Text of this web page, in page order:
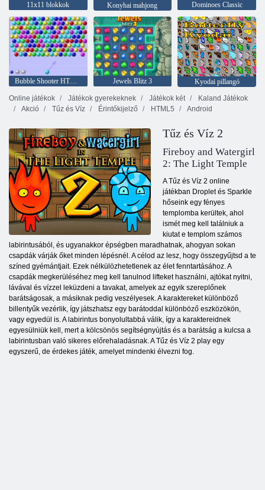
11x11 blokkok Konyhai mahjong Dominoes Classic
Bubble Shooter HTML5 Jewels Blitz 3
Kyodai pillangó
Online játékok
Játékok gyerekeknek Játékok két
Kaland Játékok
Akció
Tűz és Víz Érintőkijelző HTML5 Android
Tűz és Víz 2
Fireboy and Watergirl
2: The Light Temple
A Tűz és Víz 2 online
játékban Droplet és Sparkle
hőseink egy fényes
templomba kerültek, ahol
ismét meg kell találniuk a
kiutat e templom számos
labirintusából, és ugyanakkor épségben maradhatnak, ahogyan sokan
csapdák várják őket minden lépésnél. A célod az lesz, hogy összegyűjtsd a te
színed gyémántjait. Ezek nélkülözhetetlenek az élet fenntartásához. A
csapdák megkerüléséhez meg kell tanulnod lifteket használni, ajtókat nyitni,
lávával és vízzel leküzdeni a tavakat, amelyek az egyik szereplőnek
barátságosak, a másiknak pedig veszélyesek. A karaktereket különböző
billentyűk vezérlik, így játszhatsz egy barátoddal különböző eszközökön,
vagy egyedül is. A labirintus bonyolultabbá válik, így a karaktereidnek
egyesülniük kell, mert a kölcsönös segítségnyújtás és a barátság a kulcsa a
labirintusban való sikeres előrehaladásnak. A Tűz és Víz 2 play egy
egyszerű, de érdekes játék, amelyet mindenki élvezni fog.